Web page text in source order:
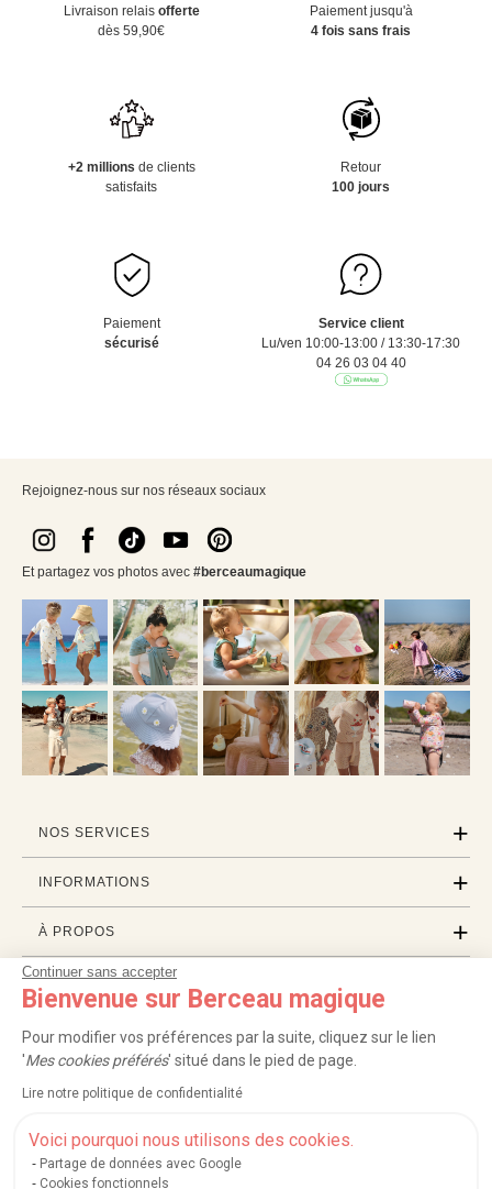
Continuer sans accepter
Bienvenue sur Berceau magique
Pour modifier vos préférences par la suite, cliquez sur le lien
'Mes cookies préférés' situé dans le pied de page.
Lire notre politique de confidentialité
Voici pourquoi nous utilisons des cookies.
Partage de données avec Google
Cookies fonctionnels
Livraison relais offerte
dès 59,90€
Paiement jusqu'à
4 fois sans frais
+2 millions de clients
satisfaits
Retour
100 jours
Paiement
sécurisé
Service client
Lu/ven 10:00-13:00 / 13:30-17:30
04 26 03 04 40
Rejoignez-nous sur nos réseaux sociaux
Et partagez vos photos avec #berceaumagique
NOS SERVICES
INFORMATIONS
À PROPOS
PROFESSIONNELS
LISTES CADEAUX
Service après-vente| FAQ |Rappels de produits|Protection des données
Mentions légales et crédits Conditions générales de ventes